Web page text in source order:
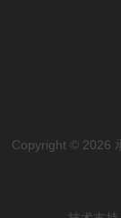
Copyright © 2026